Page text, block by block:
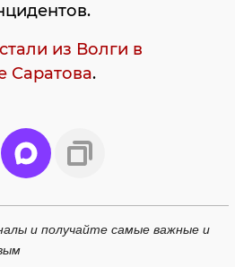
из Волги в
Саратова.
и получайте самые важные и